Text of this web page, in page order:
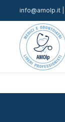
info@amolp.it|